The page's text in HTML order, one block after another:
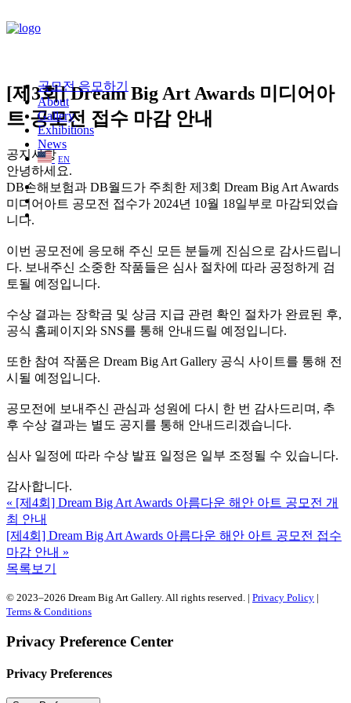
공모전 응모하기
About
Gallery
Exhibitions
News
EN
[제3회] Dream Big Art Awards 미디어아
트 공모전 접수 마감 안내
공지사항
안녕하세요.
DB손해보험과 DB월드가 주최한 제3회 Dream Big Art Awards
미디어아트 공모전 접수가 2024년 10월 18일부로 마감되었습
니다.
이번 공모전에 응모해 주신 모든 분들께 진심으로 감사드립니
다. 보내주신 소중한 작품들은 심사 절차에 따라 공정하게 검
토될 예정입니다.
수상 결과는 장학금 및 상금 지급 관련 확인 절차가 완료된 후,
공식 홈페이지와 SNS를 통해 안내드릴 예정입니다.
또한 참여 작품은 Dream Big Art Gallery 공식 사이트를 통해 전
시될 예정입니다.
공모전에 보내주신 관심과 성원에 다시 한 번 감사드리며, 추
후 수상 결과는 별도 공지를 통해 안내드리겠습니다.
심사 일정에 따라 수상 발표 일정은 일부 조정될 수 있습니다.
감사합니다.
« [제4회] Dream Big Art Awards 아름다운 해안 아트 공모전 개
최 안내
[제4회] Dream Big Art Awards 아름다운 해안 아트 공모전 접수
마감 안내 »
목록보기
© 2023–2026 Dream Big Art Gallery. All rights reserved. | Privacy Policy |
Terms & Conditions
Privacy Preference Center
Privacy Preferences